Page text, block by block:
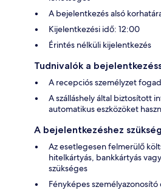
A bejelentkezés alsó
Kijelentkezési idő: 12:00
Érintés nélküli kijelentkezés
Tudnivalók a
A recepciós személyzet
A szálláshely által biztosított
automatikus eszközöket
A bejelentkezéshez
Az esetlegesen felmerülő
hitelkártyás, bankkártyás
szükséges
Fényképes